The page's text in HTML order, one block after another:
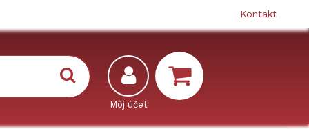
Kontakt